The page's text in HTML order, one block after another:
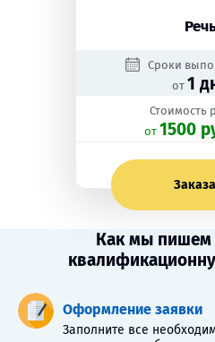
Сроки
от 1
Стоимость
oт 1500
Как мы пишем
Оформление заявки
Заполните все